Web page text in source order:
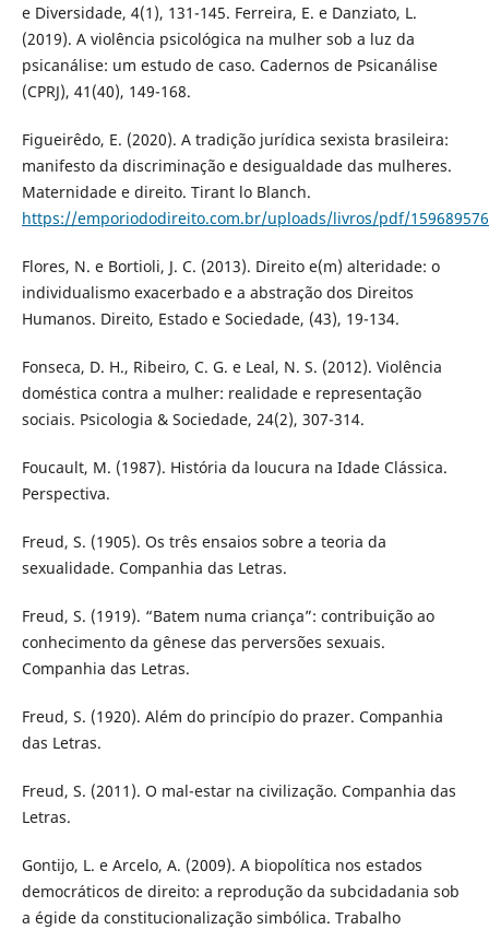
e Diversidade, 4(1), 131-145. Ferreira, E. e Danziato, L.
(2019). A violência psicológica na mulher sob a luz da
psicanálise: um estudo de caso. Cadernos de Psicanálise
(CPRJ), 41(40), 149-168.
Figueirêdo, E. (2020). A tradição jurídica sexista brasileira:
manifesto da discriminação e desigualdade das mulheres.
Maternidade e direito. Tirant lo Blanch.
https://emporiododireito.com.br/uploads/livros/pdf/
Flores, N. e Bortioli, J. C. (2013). Direito e(m) alteridade: o
individualismo exacerbado e a abstração dos Direitos
Humanos. Direito, Estado e Sociedade, (43), 19-134.
Fonseca, D. H., Ribeiro, C. G. e Leal, N. S. (2012). Violência
doméstica contra a mulher: realidade e representação
sociais. Psicologia & Sociedade, 24(2), 307-314.
Foucault, M. (1987). História da loucura na Idade Clássica.
Perspectiva.
Freud, S. (1905). Os três ensaios sobre a teoria da
sexualidade. Companhia das Letras.
Freud, S. (1919). “Batem numa criança”: contribuição ao
conhecimento da gênese das perversões sexuais.
Companhia das Letras.
Freud, S. (1920). Além do princípio do prazer. Companhia
das Letras.
Freud, S. (2011). O mal-estar na civilização. Companhia das
Letras.
Gontijo, L. e Arcelo, A. (2009). A biopolítica nos estados
democráticos de direito: a reprodução da subcidadania sob
a égide da constitucionalização simbólica. Trabalho